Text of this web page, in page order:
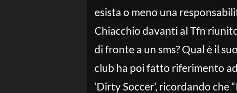
esista o meno una
Chiacchio davanti al Tfn
di fronte a un sms? Qual è il
club ha poi fatto riferimento
‘Dirty Soccer’, ricordando che